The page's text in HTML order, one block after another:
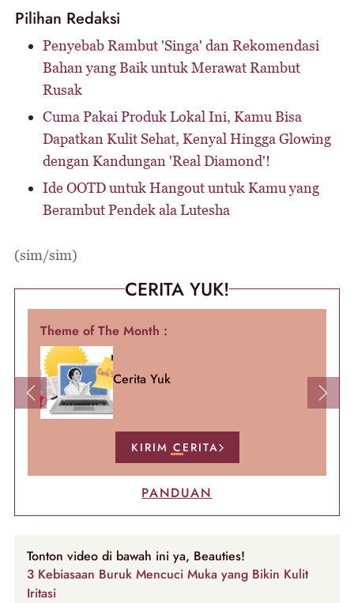
Pilihan Redaksi
Penyebab Rambut 'Singa' dan Rekomendasi
Bahan yang Baik untuk Merawat Rambut
Rusak
Cuma Pakai Produk Lokal Ini, Kamu Bisa
Dapatkan Kulit Sehat, Kenyal Hingga Glowing
dengan Kandungan 'Real Diamond'!
Ide OOTD untuk Hangout untuk Kamu yang
Berambut Pendek ala Lutesha
(sim/sim)
CERITA YUK!
Theme of The Month :
Cerita Yuk
KIRIM CERITA
Previous Next
PANDUAN
Tonton video di bawah ini ya, Beauties!
3 Kebiasaan Buruk Mencuci Muka yang Bikin Kulit
Iritasi